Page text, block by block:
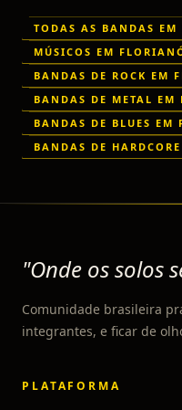
TODAS AS BANDAS
MÚSICOS EM
BANDAS DE ROCK EM
BANDAS DE METAL EM
BANDAS DE BLUES EM
BANDAS DE
"Onde os solos
Comunidade brasileira
integrantes, e ficar de
PLATAFORMA